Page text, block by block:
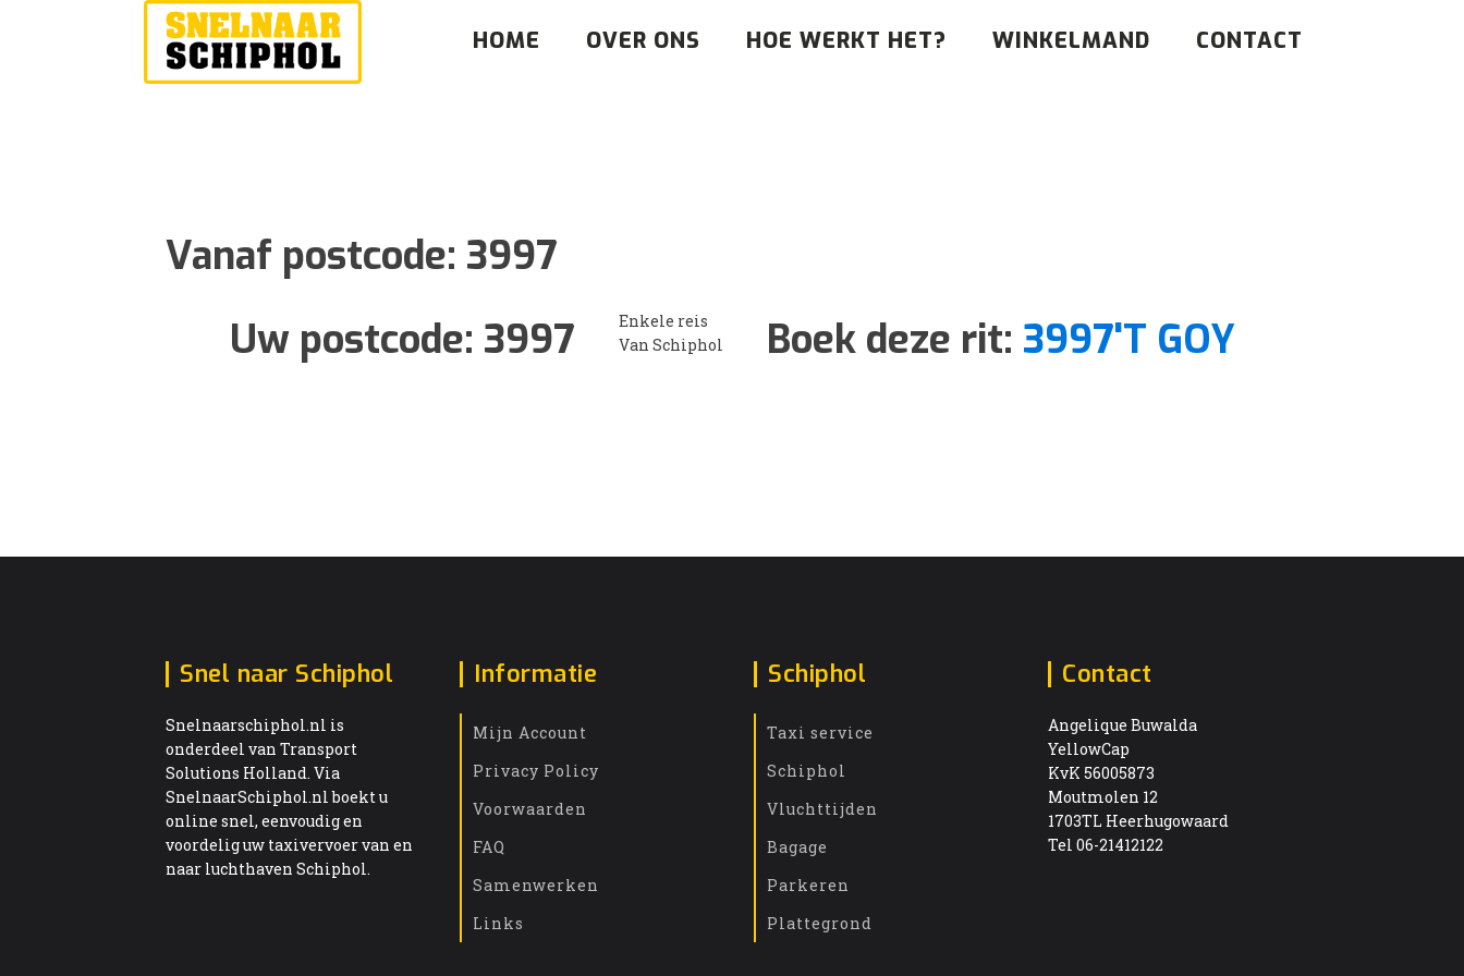
HOME OVER ONS HOE WERKT HET? WINKELMAND CONTACT
Vanaf postcode: 3997
Uw postcode: 3997
Enkele reis
Van Schiphol
Boek deze rit: 3997'T GOY
Snel naar Schiphol
Snelnaarschiphol.nl is
onderdeel van Transport
Solutions Holland. Via
SnelnaarSchiphol.nl boekt u
online snel, eenvoudig en
voordelig uw taxivervoer van en
naar luchthaven Schiphol.
Informatie
Mijn Account
Privacy Policy
Voorwaarden
FAQ
Samenwerken
Links
Schiphol
Taxi service
Schiphol
Vluchttijden
Bagage
Parkeren
Plattegrond
Contact
Angelique Buwalda
YellowCap
KvK 56005873
Moutmolen 12
1703TL Heerhugowaard
Tel 06-21412122